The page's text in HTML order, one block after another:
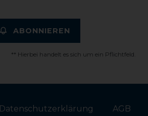
ABONNIEREN
** Hierbei handelt es sich um ein Pflichtfeld.
Daten­schutz­erklärung AGB